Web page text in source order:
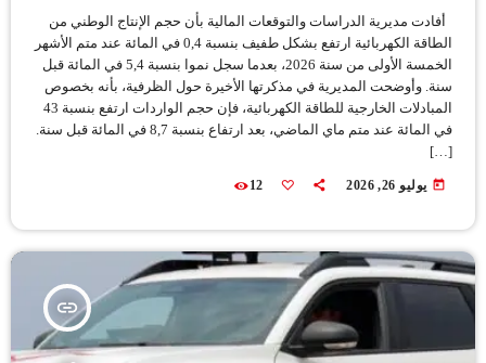
أفادت مديرية الدراسات والتوقعات المالية بأن حجم الإنتاج الوطني من
الطاقة الكهربائية ارتفع بشكل طفيف بنسبة 0,4 في المائة عند متم الأشهر
الخمسة الأولى من سنة 2026، بعدما سجل نموا بنسبة 5,4 في المائة قبل
سنة. وأوضحت المديرية في مذكرتها الأخيرة حول الظرفية، بأنه بخصوص
المبادلات الخارجية للطاقة الكهربائية، فإن حجم الواردات ارتفع بنسبة 43
في المائة عند متم ماي الماضي، بعد ارتفاع بنسبة 8,7 في المائة قبل سنة.
[…]
today يوليو 26, 2026 12
insert_link